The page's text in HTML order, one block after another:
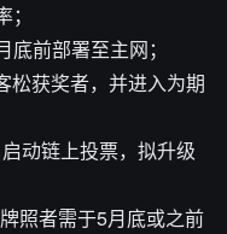
前部署至主网；
松获奖者，并进入为期
动链上投票，拟升级
照者需于5月底或之前